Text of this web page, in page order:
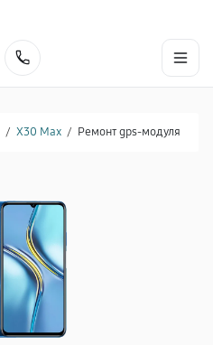
/ X30 Max / Ремонт gps-модуля